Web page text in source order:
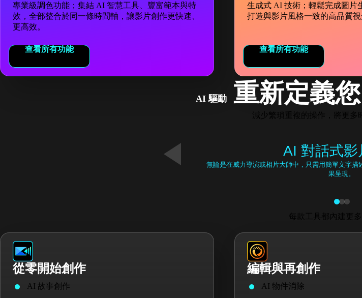
專業級調色功能；集結 AI 智慧工具、豐富範本與特
效，全部整合於同一條時間軸，讓影片創作更快速、
更高效。
查看所有功能
生成式 AI 技術；輕鬆完成圖片
打造與影片風格一致的高品質視
查看所有功能
AI 驅動 重新定義
減少繁瑣重複的操作，將更多
AI 對話式影
無論是在威力導演或相片大師中，只需用簡單文字
果呈現。
每款工具都內建更
從零開始創作
AI 故事創作
編輯與再創作
AI 物件消除